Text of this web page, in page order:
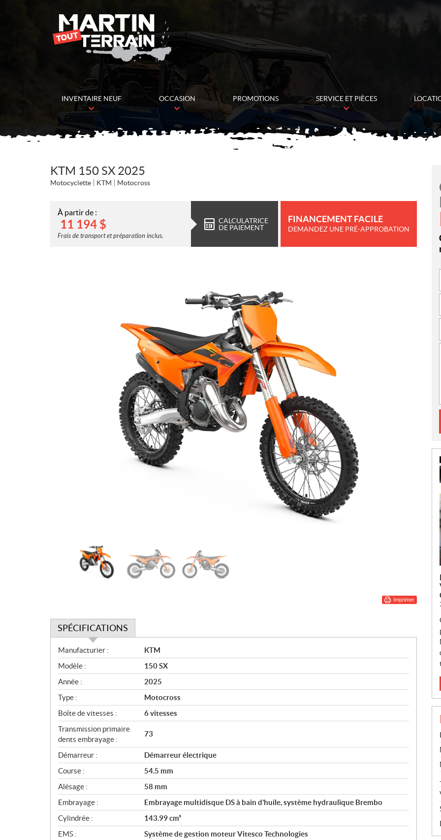
INVENTAIRE NEUF OCCASION PROMOTIONS SERVICE ET PIÈCES
KTM 150 SX 2025
Motocyclette KTM Motocross
À partir de :
11 194 $
Frais de transport et préparation inclus.
CALCULATRICE
DE PAIEMENT
FINANCEMENT FACILE
DEMANDEZ UNE PRÉ-APPROBATION
Imprimer
SPÉCIFICATIONS
S
p
é
c
i
f
i
c
a
t
i
o
n
s
Manufacturier :
KTM
Modèle :
150 SX
Année :
2025
Type :
Motocross
Boîte de vitesses :
6 vitesses
Transmission primaire
dents embrayage :
73
Démarreur :
Démarreur électrique
Course :
54.5 mm
Alésage :
58 mm
Embrayage :
Embrayage multidisque DS à bain d’huile, système hydraulique Brembo
Cylindrée :
143.99 cm³
EMS :
Système de gestion moteur Vitesco Technologies